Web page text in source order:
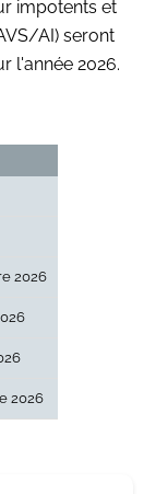
impotents et
AI) seront
l'année 2026.
2026
2026